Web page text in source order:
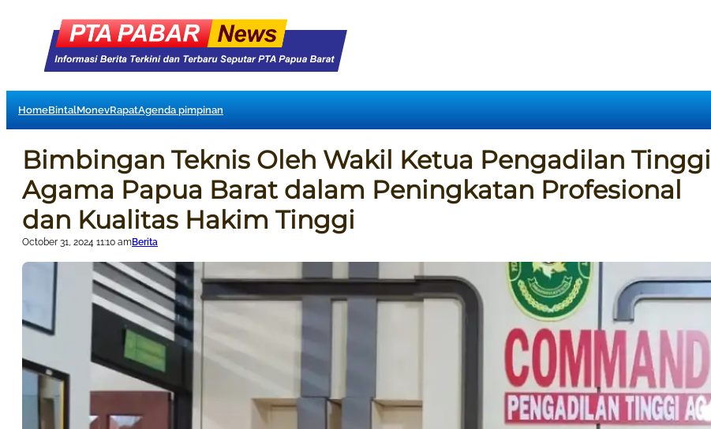
HomeBintalMonevRapatAgenda pimpinan
Bimbingan Teknis Oleh Wakil Ketua Pengadilan Tinggi
Agama Papua Barat dalam Peningkatan Profesional
dan Kualitas Hakim Tinggi
October 31, 2024 11:10 amBerita